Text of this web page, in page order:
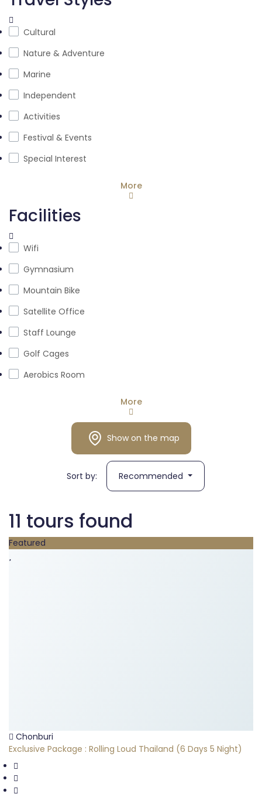
Cultural
Nature & Adventure
Marine
Independent
Activities
Festival & Events
Special Interest
More
Facilities
Wifi
Gymnasium
Mountain Bike
Satellite Office
Staff Lounge
Golf Cages
Aerobics Room
More
Show on the map
Sort by: Recommended
11 tours found
Featured
Chonburi
Exclusive Package : Rolling Loud Thailand (6 Days 5 Night)